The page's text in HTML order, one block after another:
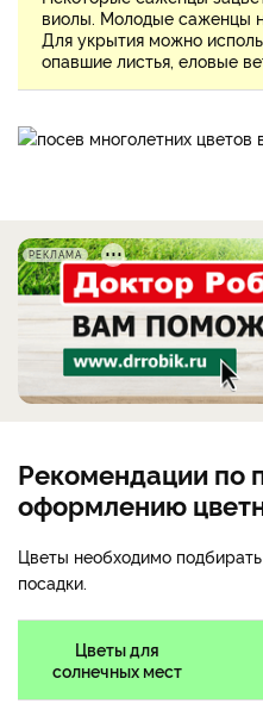
виолы. Молодые саженцы
Для укрытия можно
опавшие листья, еловые
РЕКЛАМА
Рекомендации по
оформлению
Цветы необходимо
посадки.
Цветы для
солнечных мест